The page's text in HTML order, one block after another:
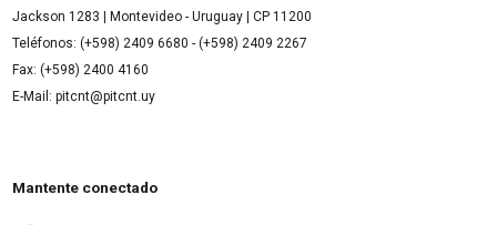
Jackson 1283 | Montevideo - Uruguay | CP 11200
Teléfonos: (+598) 2409 6680 - (+598) 2409 2267
Fax: (+598) 2400 4160
E-Mail: pitcnt@pitcnt.uy
Mantente conectado